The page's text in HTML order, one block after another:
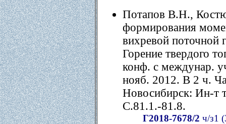
Потапов В.Н.,
формирования
вихревой поточной
Горение твердого
конф. с междунар.
нояб. 2012. В 2 ч.
Новосибирск: Ин-т
С.81.1.-81.8.
Г2018-7678/2 ч/з1